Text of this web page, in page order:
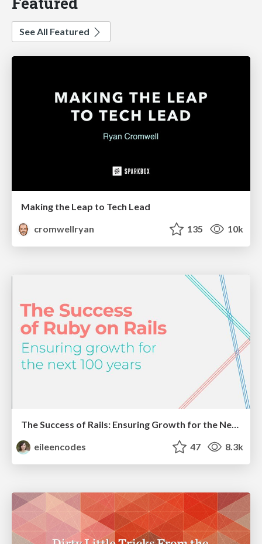
See All Featured
Making the Leap to Tech Lead
cromwellryan
135 10k
The Success of Rails: Ensuring Growth for the Next 100 Years
eileencodes
47 8.3k